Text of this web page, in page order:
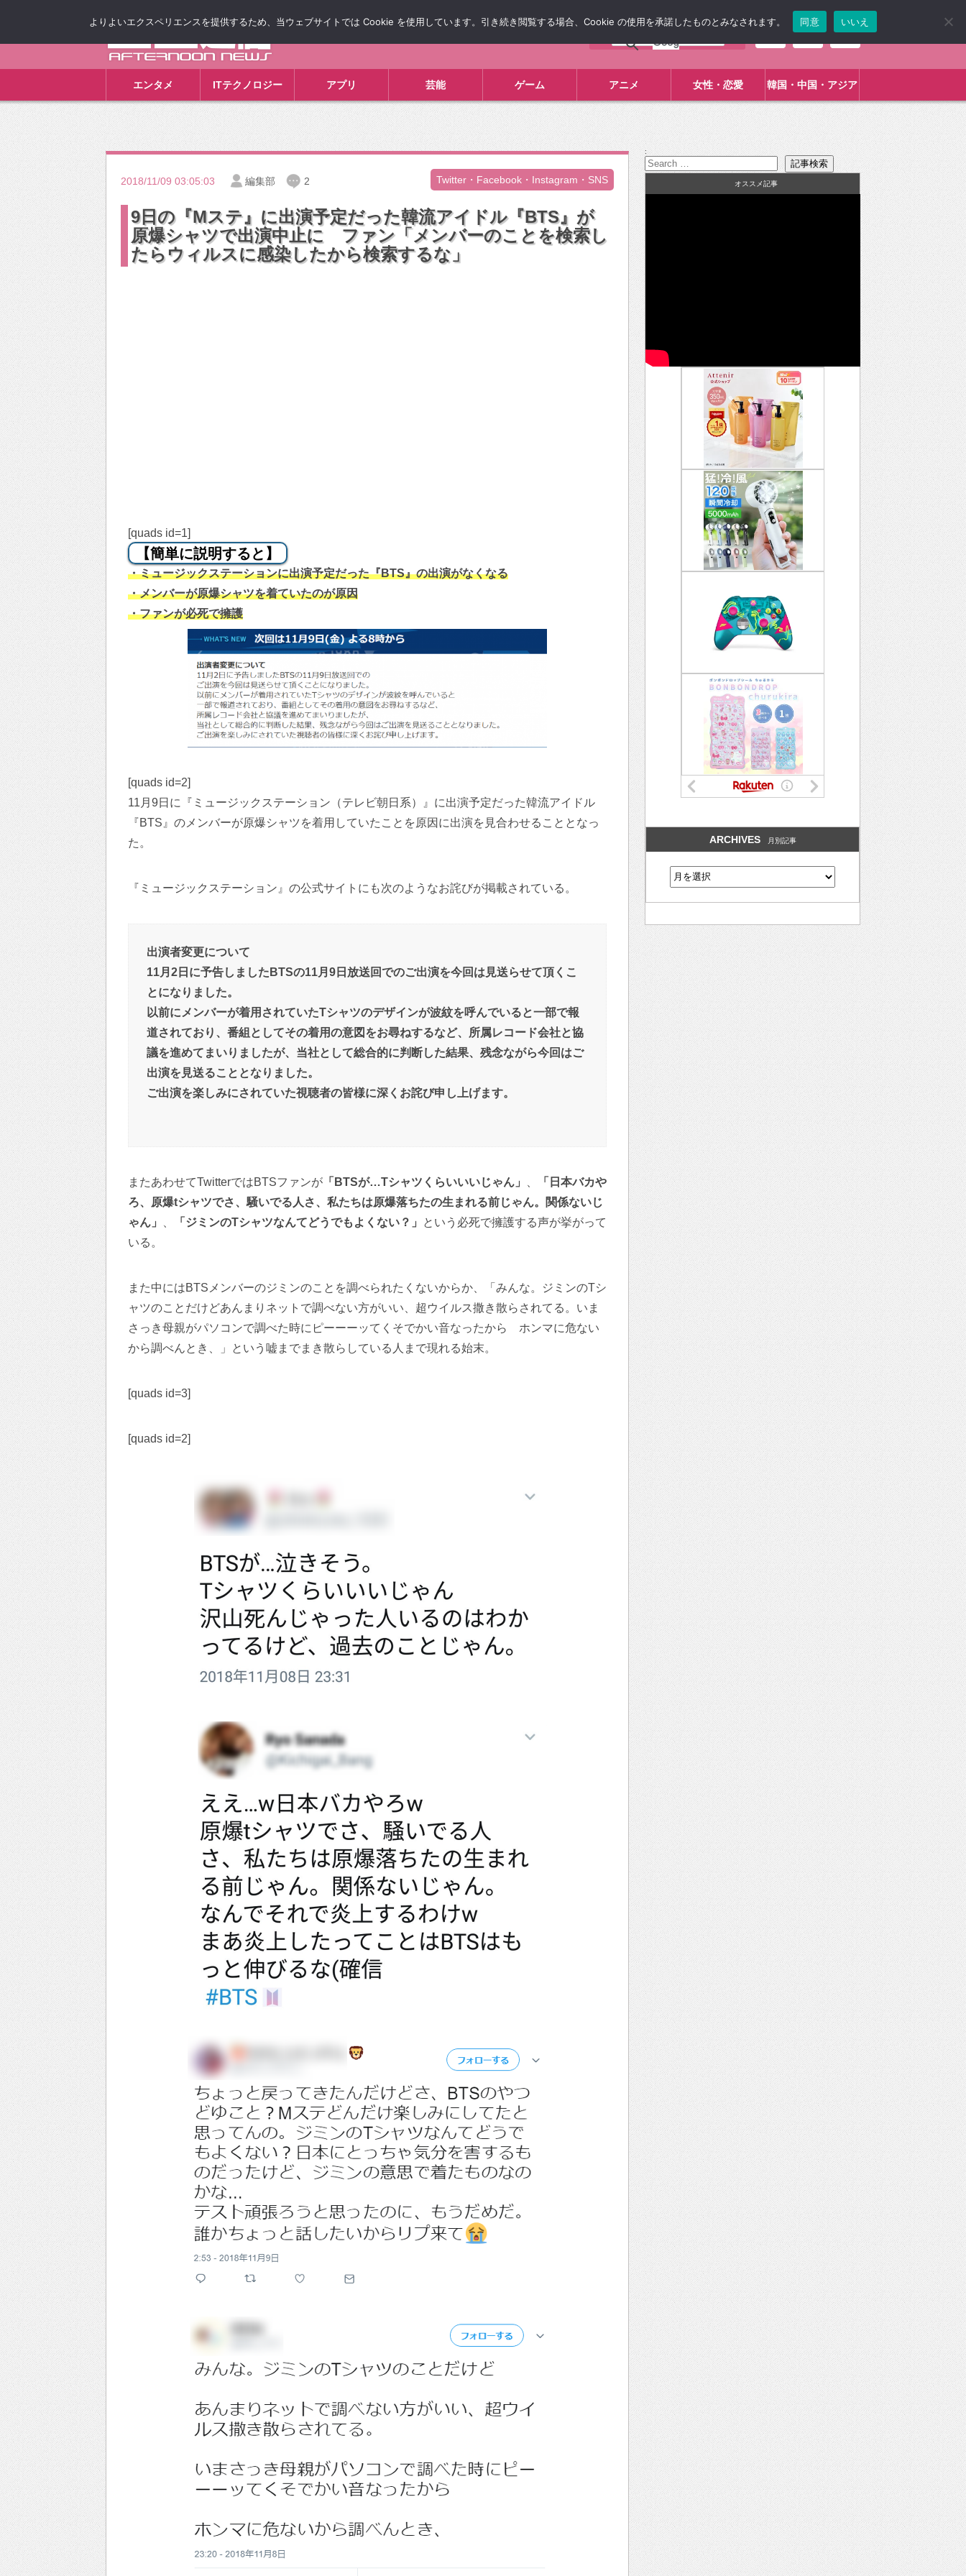
エンタメ ITテクノロジー アプリ 芸能 ゲーム アニメ 女性・恋愛 韓国・中国・アジア
2018/11/09 03:05:03 編集部 2 Twitter・Facebook・Instagram・SNS
9日の『Mステ』に出演予定だった韓流アイドル『BTS』が
原爆シャツで出演中止に ファン「メンバーのことを検索し
たらウィルスに感染したから検索するな」
[quads id=1]
【簡単に説明すると】
・ミュージックステーションに出演予定だった『BTS』の出演がなくなる
・メンバーが原爆シャツを着ていたのが原因
・ファンが必死で擁護
[quads id=2]
11月9日に『ミュージックステーション（テレビ朝日系）』に出演予定だった韓流アイドル
『BTS』のメンバーが原爆シャツを着用していたことを原因に出演を見合わせることとなっ
た。
『ミュージックステーション』の公式サイトにも次のようなお詫びが掲載されている。
出演者変更について
11月2日に予告しましたBTSの11月9日放送回でのご出演を今回は見送らせて頂くこ
とになりました。
以前にメンバーが着用されていたTシャツのデザインが波紋を呼んでいると一部で報
道されており、番組としてその着用の意図をお尋ねするなど、所属レコード会社と協
議を進めてまいりましたが、当社として総合的に判断した結果、残念ながら今回はご
出演を見送ることとなりました。
ご出演を楽しみにされていた視聴者の皆様に深くお詫び申し上げます。
またあわせてTwitterではBTSファンが 「BTSが…Tシャツくらいいいじゃん」
「日本バカや
ろ、原爆tシャツでさ、騒いでる人さ、私たちは原爆落ちたの生まれる前じゃん。関係ないじ
ゃん」
「ジミンのTシャツなんてどうでもよくない？」
という必死で擁護する声が挙がって
いる。
また中にはBTSメンバーのジミンのことを調べられたくないからか、「みんな。ジミンのTシ
ャツのことだけどあんまりネットで調べない方がいい、超ウイルス撒き散らされてる。いま
さっき母親がパソコンで調べた時にピーーーッてくそでかい音なったから ホンマに危ない
から調べんとき、」という嘘までまき散らしている人まで現れる始末。
[quads id=3]
[quads id=2]
:
オススメ記事
ARCHIVES 月別記事
よりよいエクスペリエンスを提供するため、当ウェブサイトでは Cookie を使用しています。引き続き閲覧する場合、Cookie の使用を承諾したものとみなされます。 同意 いいえ